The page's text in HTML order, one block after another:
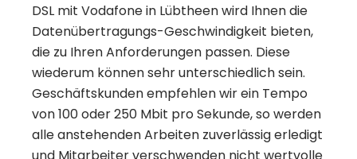
DSL mit Vodafone in Lübtheen wird Ihnen die
Datenübertragungs-Geschwindigkeit bieten,
die zu Ihren Anforderungen passen. Diese
wiederum können sehr unterschiedlich sein.
Geschäftskunden empfehlen wir ein Tempo
von 100 oder 250 Mbit pro Sekunde, so werden
alle anstehenden Arbeiten zuverlässig erledigt
und Mitarbeiter verschwenden nicht wertvolle